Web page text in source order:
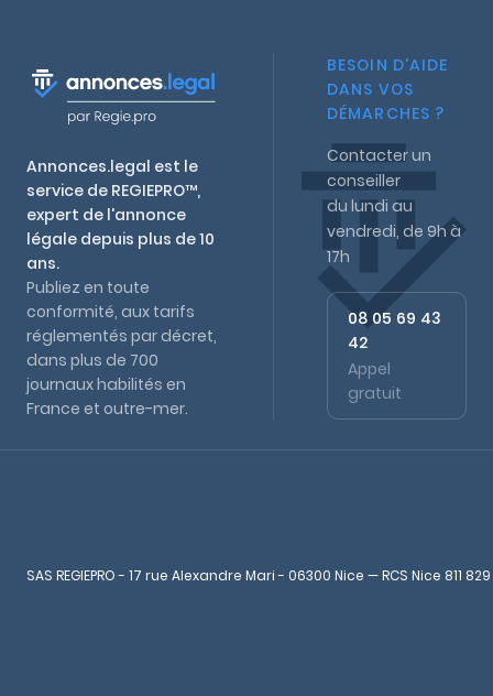
Annonces.legal est le
service de REGIEPRO™,
expert de l'annonce
légale depuis plus de 10
ans.
Publiez en toute
conformité, aux tarifs
réglementés par décret,
dans plus de 700
journaux habilités en
France et outre-mer.
BESOIN D'AIDE
DANS VOS
DÉMARCHES ?
Contacter un
conseiller
du lundi au
vendredi, de 9h à
17h
08 05 69 43
42
Appel
gratuit
SAS REGIEPRO - 17 rue Alexandre Mari - 06300 Nice — RCS Nice 811